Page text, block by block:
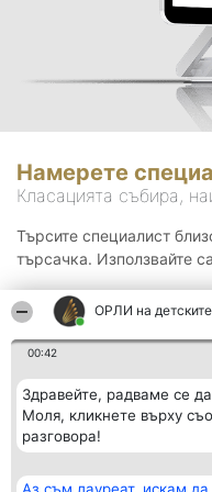
ОРЛИ на
00:42
Здравейте, радваме се
Моля, кликнете върху
разговора!
Намерете
Класацията събира,
Търсите специалист
търсачка. Използвайте